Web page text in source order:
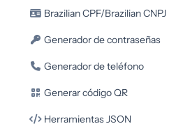
Brazilian CPF/Brazilian CNPJ
Generador de contraseñas
Generador de teléfono
Generar código QR
Herramientas JSON